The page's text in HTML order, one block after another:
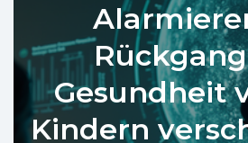
Gesundheit
Kindern